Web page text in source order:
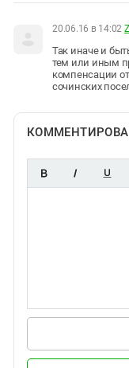
20.06.16 в 14:02
Так иначе и
тем или иным
компенсации
сочинских